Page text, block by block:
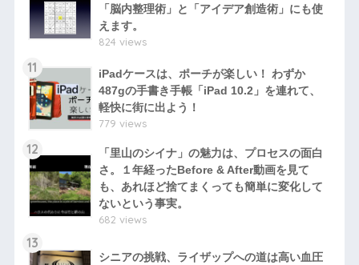
「脳内整理術」と「アイデア創造術」にも使
えます。
824 views
11
iPadケースは、ポーチが楽しい！ わずか
487gの手書き手帳「iPad 10.2」を連れて、
軽快に街に出よう！
779 views
12
「里山のシイナ」の魅力は、プロセスの面白
さ。１年経ったBefore & After動画を見て
も、あれほど捨てまくっても簡単に変化して
ないという事実。
682 views
13
シニアの挑戦、ライザップへの道は高い血圧